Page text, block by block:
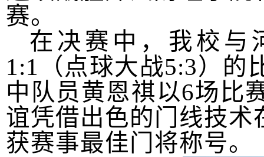
赛。
在决赛中，我校与
1:1 （点球大战5:3）的
中队员黄恩祺以6场比
谊凭借出色的门线技
获赛事最佳门将称号